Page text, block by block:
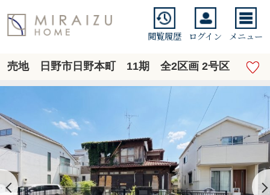
閲覧履歴 ログイン メニュー
売地 日野市日野本町 11期 全2区画 2号区